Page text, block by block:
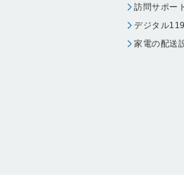
訪問サポー
デジタル
家電の配送